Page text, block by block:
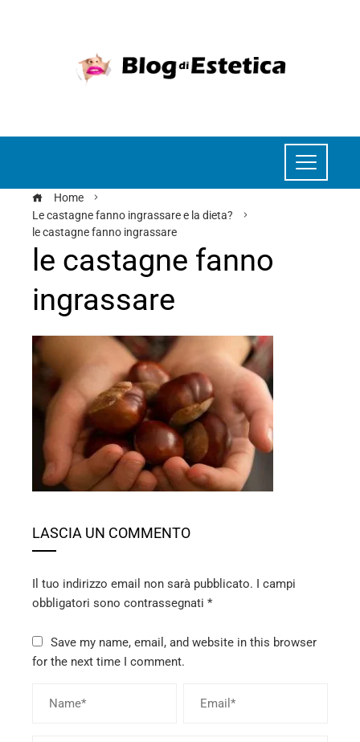
Home
Le castagne fanno ingrassare e la dieta?
le castagne fanno ingrassare
le castagne fanno
ingrassare
LASCIA UN COMMENTO
Il tuo indirizzo email non sarà pubblicato. I campi
obbligatori sono contrassegnati *
Save my name, email, and website in this browser
for the next time I comment.